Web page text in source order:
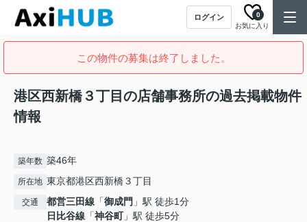
ログイン
お気に入り
0
この物件の募集は終了しました。
港区西新橋３丁目の店舗事務所の過去掲載物件
情報
築年数 築46年
所在地 東京都港区西新橋３丁目
交通 都営三田線 「御成門 」駅 徒歩1分
日比谷線 「神谷町」駅 徒歩5分